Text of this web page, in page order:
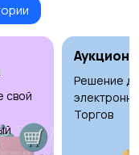
свой
Аукционы
Решение
Торгов